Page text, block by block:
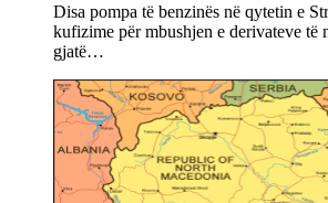
Disa pompa të benzinës në qytetin e
kufizime për mbushjen e derivateve të
gjatë…